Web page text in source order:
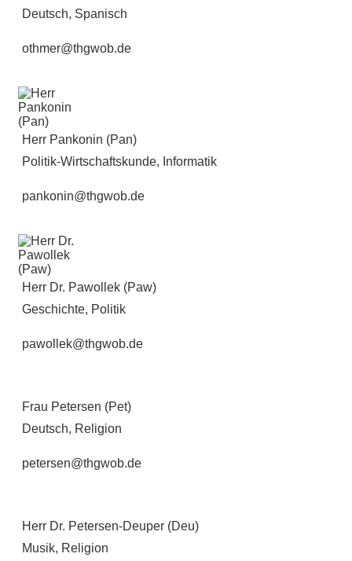
Deutsch, Spanisch
othmer@thgwob.de
Herr Pankonin (Pan)
Politik-Wirtschaftskunde, Informatik
pankonin@thgwob.de
Herr Dr. Pawollek (Paw)
Geschichte, Politik
pawollek@thgwob.de
Frau Petersen (Pet)
Deutsch, Religion
petersen@thgwob.de
Herr Dr. Petersen-Deuper (Deu)
Musik, Religion